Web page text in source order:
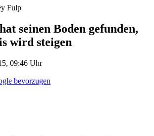
Fulp
seinen Boden gefunden,
wird steigen
09:46 Uhr
bevorzugen